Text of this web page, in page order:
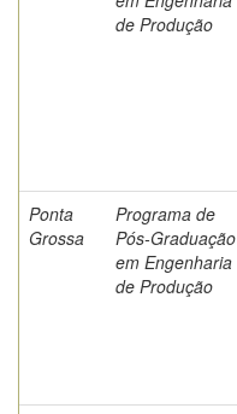
de Produção
Ponta
Grossa
Programa de
Pós-Graduação
em Engenharia
de Produção